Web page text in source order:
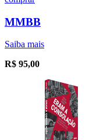
MMBB
Saiba mais
R$ 95,00